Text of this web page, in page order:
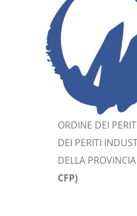
ORDINE DEI
DEI PERITI
DELLA
CFP)